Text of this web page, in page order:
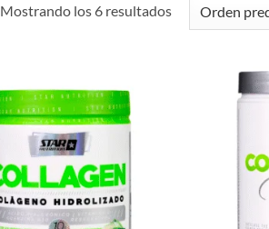
Mostrando los 6 resultados
Añadir